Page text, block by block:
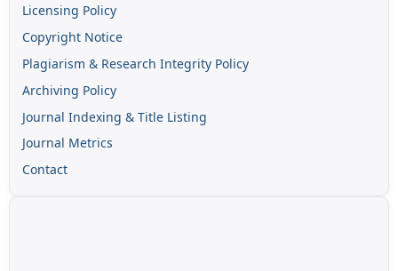
Licensing Policy
Copyright Notice
Plagiarism & Research Integrity Policy
Archiving Policy
Journal Indexing & Title Listing
Journal Metrics
Contact